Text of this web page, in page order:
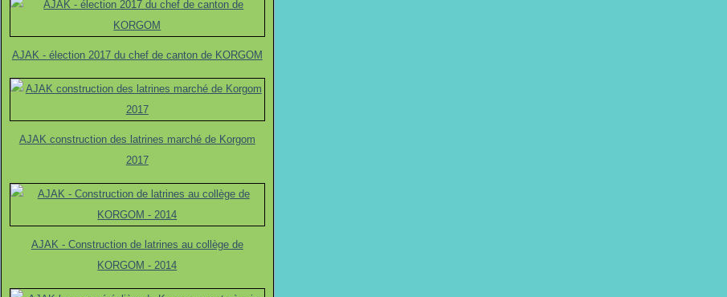
AJAK - élection 2017 du chef de canton de KORGOM
AJAK construction des latrines marché de Korgom
2017
AJAK - Construction de latrines au collège de
KORGOM - 2014